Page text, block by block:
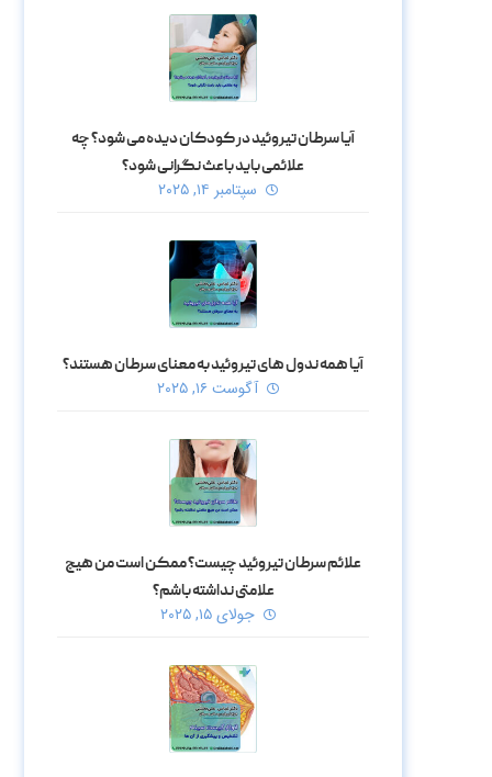
آیا سرطان تیروئید در کودکان دیده می‌ شود؟ چه
علائمی باید باعث نگرانی شود؟
سپتامبر ۱۴, ۲۰۲۵
آیا همه ندول‌ های تیروئید به معنای سرطان هستند؟
آگوست ۱۶, ۲۰۲۵
علائم سرطان تیروئید چیست؟ ممکن است من هیچ
علامتی نداشته باشم؟
جولای ۱۵, ۲۰۲۵